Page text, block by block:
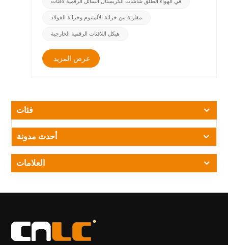
البكسلومع ذلك، هناك عامل حاسم يتم تجاهله أحيانًا وهو الهيكل
الأساسي لنظام العرضيشكل الهيكل الأساسي للشاشة بأكملها.
البيئية الخارجية، ويلعب دورًا مهمًا في تبديد الحرارة، والاستقرار
الهيكلي، والعمر الافتراضي الإجمالي للمعدات. &nbsp; في صناعة
اللافتات الرقمية الخارجية، يُستخدم نوعان من مواد الخزائن بشكل
أكثر موثوقية حلول العرض الخارجي. &nbsp; &nbsp; الاختلافات
التركيب، والمتانة طويلة المدى لأنظمة اللافتات الرقمية الخارجية.
&nbsp; &nbsp; عامل خزانة من الألومنيوم خزانة من الفولاذ /
الصفائح المعدنية ميزة عملية تبديد الحرارة ممتاز. الموصلية
الحرارية &asymp;237 واط/(م&middot;ك) انخفاض. الموصلية
الرطبة أو الممطرة أو الساحلية وزن خفيف الوزن، حواليأخف
بنسبة 50-60% من الفولاذ هيكل أثقل سهولة النقل والتركيب دقة
المعالجة دقة عالية من خلالقطاعات الألمنيوم والتصنيع باستخدام
في الهواء الطلق شاشات الكريستال السائل الرقمية لافتات
مقارنة بين خزانة الألمنيوم وخزانة الفولاذ
هيكل اللافتات الرقمية الخارجية
عرض المزيد
فئات
أحدث مدونة
العلامات